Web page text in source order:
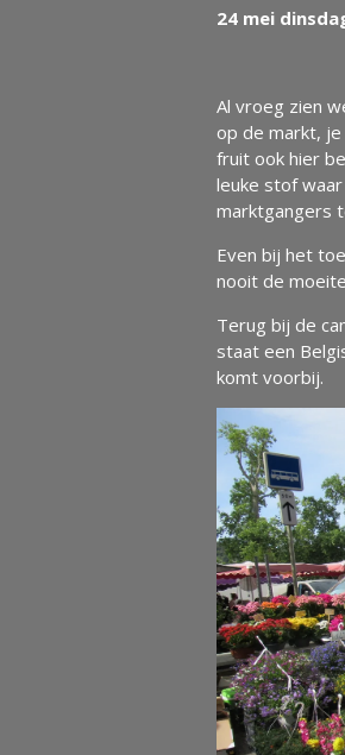
24 mei
Al vroeg zien
op de markt,
fruit ook hier
leuke stof
marktgangers
Even bij het
nooit de
Terug bij de
staat een
komt voorbij.